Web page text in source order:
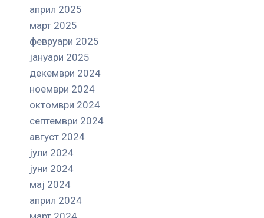
април 2025
март 2025
февруари 2025
јануари 2025
декември 2024
ноември 2024
октомври 2024
септември 2024
август 2024
јули 2024
јуни 2024
мај 2024
април 2024